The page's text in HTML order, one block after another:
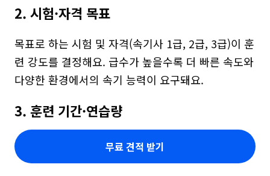
2. 시험·자격 목표
목표로 하는 시험 및 자격(속기사 1급, 2급, 3급)이 훈
련 강도를 결정해요. 급수가 높을수록 더 빠른 속도와
다양한 환경에서의 속기 능력이 요구돼요.
3. 훈련 기간·연습량
무료 견적 받기